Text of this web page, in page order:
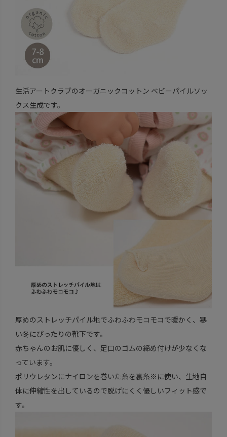
生活アートクラブのオーガニックコットン ベビーパイルソッ
クス生成です。
厚めのストレッチパイル地でふわふわモコモコで暖かく、寒
い冬にぴったりの靴下です。
赤ちゃんのお肌に優しく、足口のゴムの締め付けが少なくな
っています。
ポリウレタンにナイロンを巻いた糸を裏糸※に使い、生地自
体に伸縮性を出しているので脱げにくく優しいフィット感で
す。